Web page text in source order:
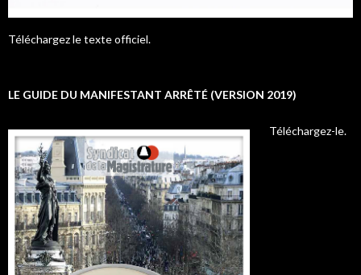
Téléchargez le texte officiel.
LE GUIDE DU MANIFESTANT ARRÊTÉ (VERSION 2019)
Téléchargez-le.